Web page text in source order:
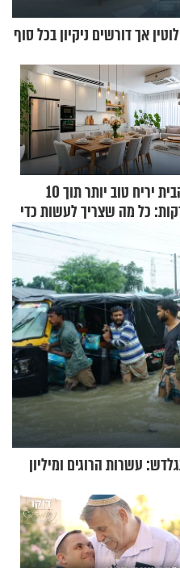
אך דורשים ניקיון בכל סוף
הבית יריח טוב יותר תוך 10
כל מה שצריך לעשות כדי
את הבית
עשרות הרוגים ומיליון